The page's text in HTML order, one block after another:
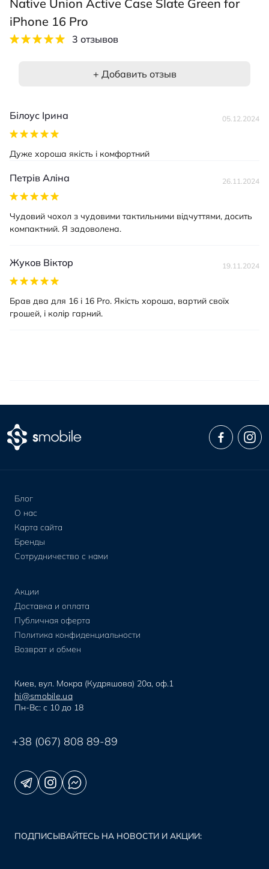
Native Union Active Case Slate Green for
iPhone 16 Pro
3 отзывов
+ Добавить отзыв
Білоус Ірина 05.12.2024
Дуже хороша якість і комфортний
Петрів Аліна 26.11.2024
Чудовий чохол з чудовими тактильними відчуттями, досить
компактний. Я задоволена.
Жуков Віктор 19.11.2024
Брав два для 16 і 16 Pro. Якість хороша, вартий своїх
грошей, і колір гарний.
Блог
О нас
Карта сайта
Бренды
Сотрудничество с нами
Акции
Доставка и оплата
Публичная оферта
Политика конфиденциальности
Возврат и обмен
Киев, вул. Мокра (Кудряшова) 20а, оф.1
hi@smobile.ua
Пн-Вс: с 10 до 18
+38 (067) 808 89-89
ПОДПИСЫВАЙТЕСЬ НА НОВОСТИ И АКЦИИ: